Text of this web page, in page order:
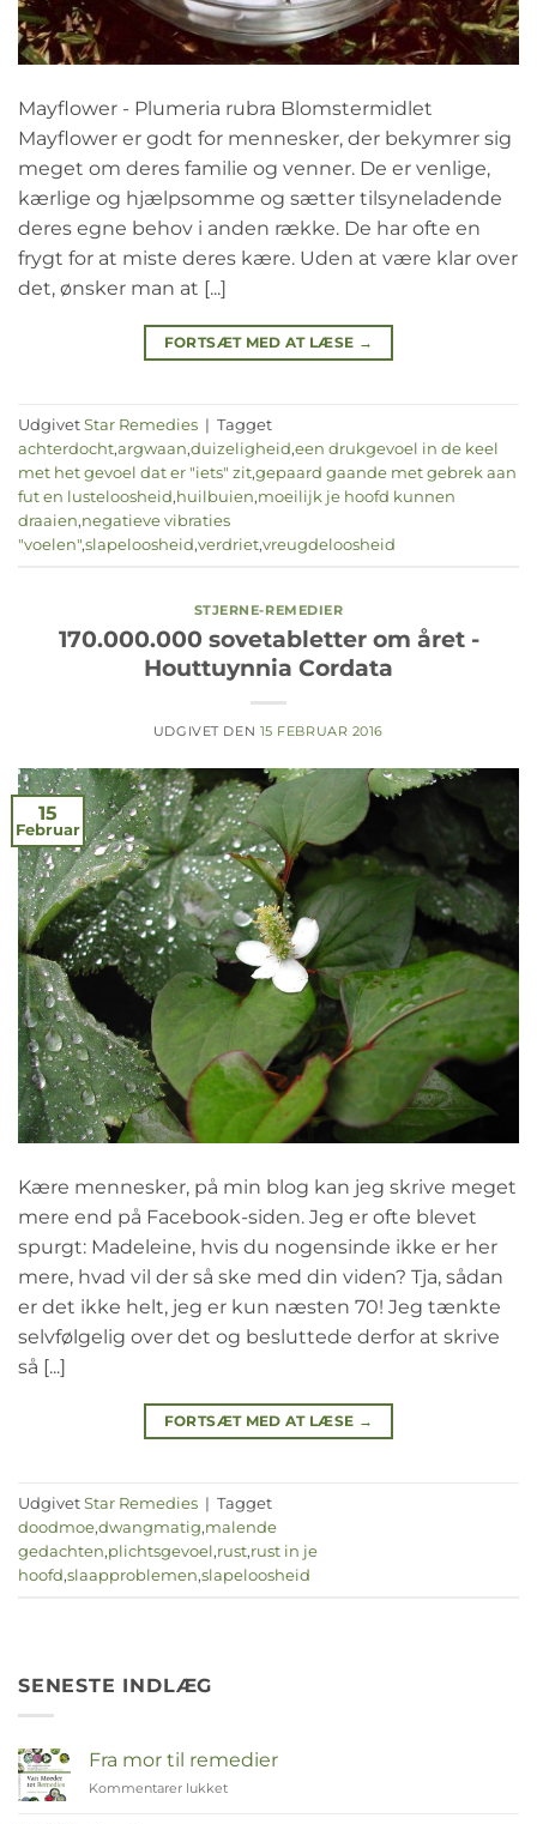
Mayflower - Plumeria rubra Blomstermidlet
Mayflower er godt for mennesker, der bekymrer sig
meget om deres familie og venner. De er venlige,
kærlige og hjælpsomme og sætter tilsyneladende
deres egne behov i anden række. De har ofte en
frygt for at miste deres kære. Uden at være klar over
det, ønsker man at [...]
FORTSÆT MED AT LÆSE →
Udgivet Star Remedies | Tagget
achterdocht,argwaan,duizeligheid,een drukgevoel in de keel
met het gevoel dat er "iets" zit,gepaard gaande met gebrek aan
fut en lusteloosheid,huilbuien,moeilijk je hoofd kunnen
draaien,negatieve vibraties
"voelen",slapeloosheid,verdriet,vreugdeloosheid
STJERNE-REMEDIER
170.000.000 sovetabletter om året -
Houttuynnia Cordata
UDGIVET DEN 15 FEBRUAR 2016
15
Februar
Kære mennesker, på min blog kan jeg skrive meget
mere end på Facebook-siden. Jeg er ofte blevet
spurgt: Madeleine, hvis du nogensinde ikke er her
mere, hvad vil der så ske med din viden? Tja, sådan
er det ikke helt, jeg er kun næsten 70! Jeg tænkte
selvfølgelig over det og besluttede derfor at skrive
så [...]
FORTSÆT MED AT LÆSE →
Udgivet Star Remedies | Tagget
doodmoe,dwangmatig,malende
gedachten,plichtsgevoel,rust,rust in je
hoofd,slaapproblemen,slapeloosheid
SENESTE INDLÆG
Fra mor til remedier
Kommentarer lukket